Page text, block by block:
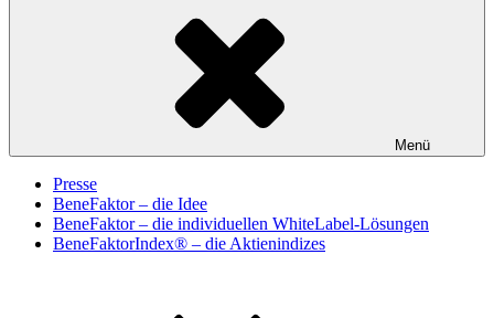
Menü
Presse
BeneFaktor – die Idee
BeneFaktor – die individuellen WhiteLabel-Lösungen
BeneFaktorIndex® – die Aktienindizes